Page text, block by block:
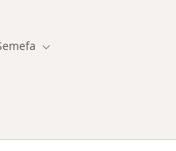
Cambiar de ciudad